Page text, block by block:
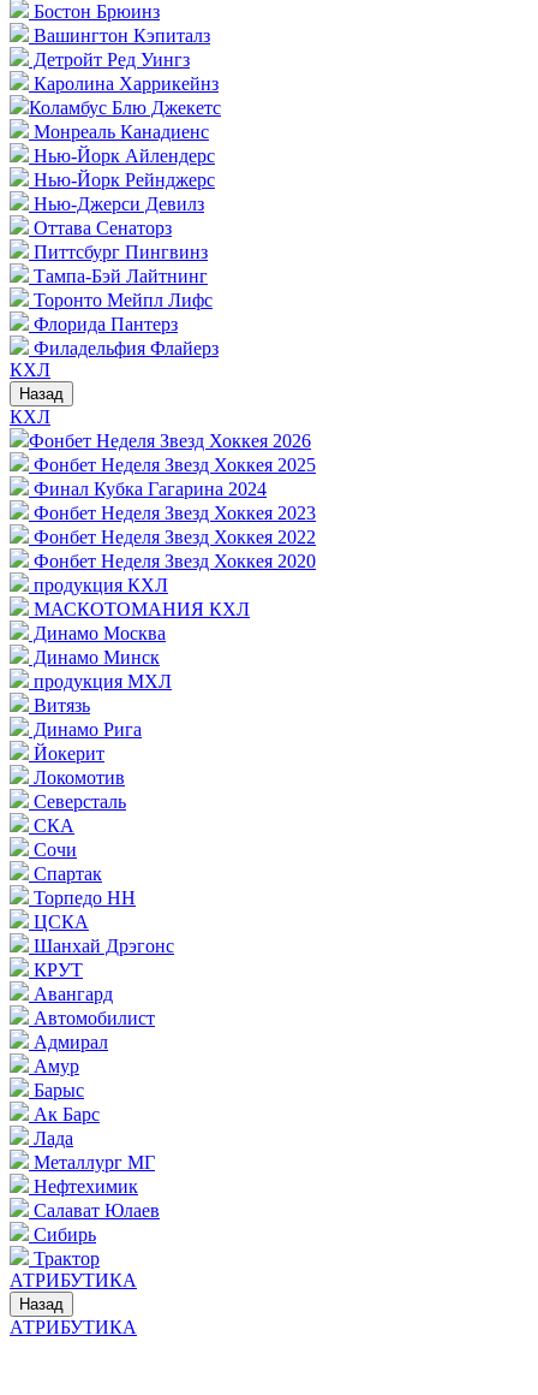
Бостон Брюинз
Вашингтон Кэпиталз
Детройт Ред Уингз
Каролина Харрикейнз
Коламбус Блю Джекетс
Монреаль Канадиенс
Нью-Йорк Айлендерс
Нью-Йорк Рейнджерс
Нью-Джерси Девилз
Оттава Сенаторз
Питтсбург Пингвинз
Тампа-Бэй Лайтнинг
Торонто Мейпл Лифс
Флорида Пантерз
Филадельфия Флайерз
КХЛ
Назад
КХЛ
Фонбет Неделя Звезд Хоккея 2026
Фонбет Неделя Звезд Хоккея 2025
Финал Кубка Гагарина 2024
Фонбет Неделя Звезд Хоккея 2023
Фонбет Неделя Звезд Хоккея 2022
Фонбет Неделя Звезд Хоккея 2020
продукция КХЛ
МАСКОТОМАНИЯ КХЛ
Динамо Москва
Динамо Минск
продукция МХЛ
Витязь
Динамо Рига
Йокерит
Локомотив
Северсталь
СКА
Сочи
Спартак
Торпедо НН
ЦСКА
Шанхай Дрэгонс
КРУТ
Авангард
Автомобилист
Адмирал
Амур
Барыс
Ак Барс
Лада
Металлург МГ
Нефтехимик
Салават Юлаев
Сибирь
Трактор
АТРИБУТИКА
Назад
АТРИБУТИКА